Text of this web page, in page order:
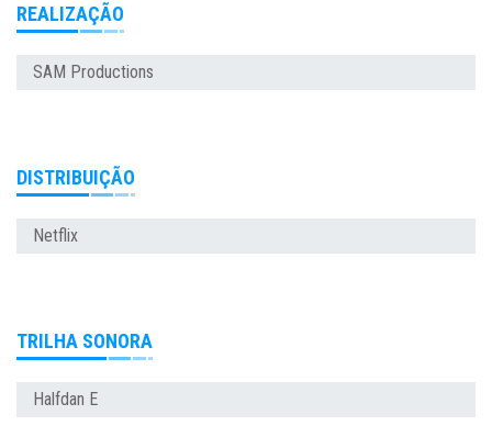
REALIZAÇÃO
SAM Productions
DISTRIBUIÇÃO
Netflix
TRILHA SONORA
Halfdan E